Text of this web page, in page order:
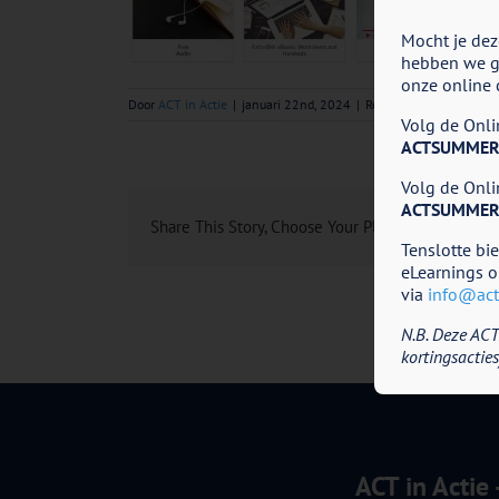
Door ACT in Actie | januari 22nd, 2024 | Reacties uitgeschakeld
Share This Story, Choose Your Platform!
ACT in
Mocht je
hebben we
onze online
Volg de
Volg de
Tenslotte
eLearnings
via
N.B. Deze